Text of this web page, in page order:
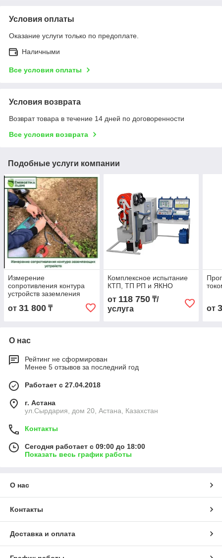
Условия оплаты
Оказание услуги только по предоплате.
Наличными
Все условия оплаты
Условия возврата
Возврат товара в течение 14 дней по договоренности
Все условия возврата
Подобные услуги компании
Измерение
сопротивления контура
устройств заземления
от 31 800 ₸
Комплексное испытание
КТП, ТП РП и ЯКНО
от 118 750₸/
услуга
от
О нас
Рейтинг не сформирован
Менее 5 отзывов за последний год
Работает с 27.04.2018
г. Астана
ул.Сырдария, дом 20, Астана, Казахстан
Контакты
Сегодня работает с 09:00 до 18:00
Показать весь график работы
О нас
Контакты
Доставка и оплата